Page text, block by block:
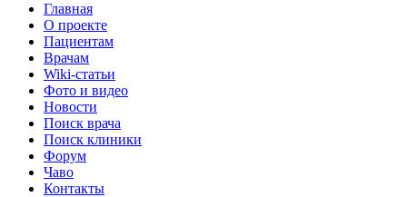
Главная
О проекте
Пациентам
Врачам
Wiki-статьи
Фото и видео
Новости
Поиск врача
Поиск клиники
Форум
Чаво
Контакты